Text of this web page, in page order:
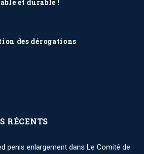
et durable !
des dérogations
RÉCENTS
penis enlargement dans Le Comité de